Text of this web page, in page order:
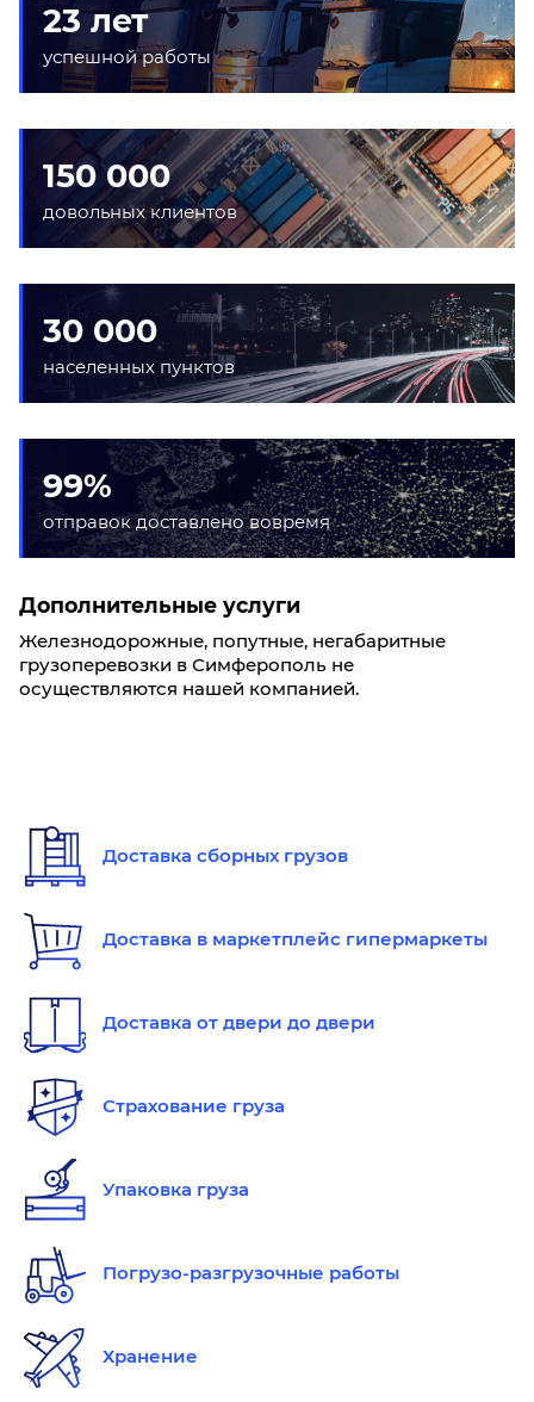
23 лет
успешной работы
150 000
довольных клиентов
30 000
населенных пунктов
99%
отправок доставлено вовремя
Дополнительные услуги
Железнодорожные, попутные, негабаритные
грузоперевозки в Симферополь не
осуществляются нашей компанией.
Доставка сборных грузов
Доставка в маркетплейс гипермаркеты
Доставка от двери до двери
Страхование груза
Упаковка груза
Погрузо-разгрузочные работы
Хранение